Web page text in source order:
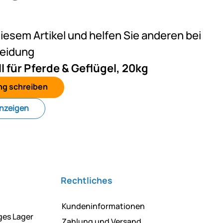
Artikel und helfen Sie anderen bei
Pferde & Geflügel, 20kg
schreiben
Lager
Rechtliches
Kundeninformationen